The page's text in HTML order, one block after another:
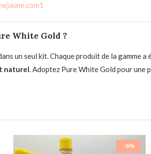
White Gold ?
un seul kit. Chaque produit de la gamme
naturel. Adoptez Pure White Gold pour une
-9%